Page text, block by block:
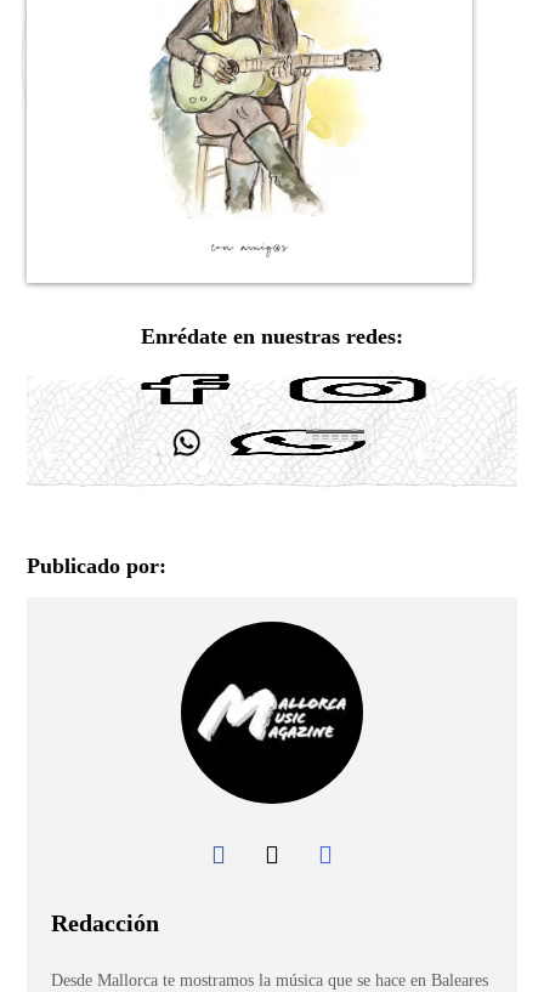
Enrédate en nuestras redes:
Publicado por:
Redacción
Desde Mallorca te mostramos la música que se hace en Baleares